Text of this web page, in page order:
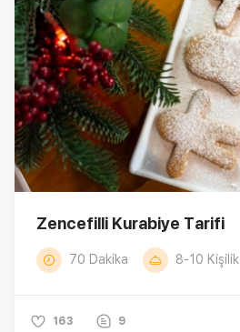
Zencefilli Kurabiye Tarifi
70 Dakika 8-10 Kişilik
163 9